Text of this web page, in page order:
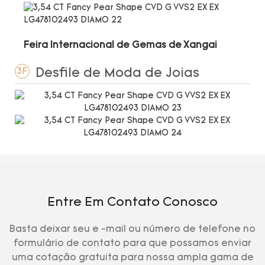
Feira Internacional de Gemas de Xangai
3F Desfile de Moda de Joias
Entre Em Contato Conosco
Basta deixar seu e -mail ou número de telefone no
formulário de contato para que possamos enviar
uma cotação gratuita para nossa ampla gama de